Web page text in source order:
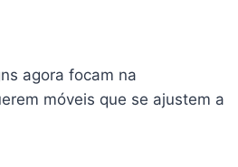
agora focam na
móveis que se ajustem a